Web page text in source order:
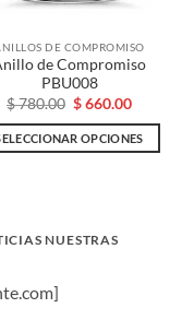
DE COMPROMISO
de Compromiso
PBU008
$780.00 El
original
era:
$660.00El
actual
es:
OPCIONES
NUESTRAS